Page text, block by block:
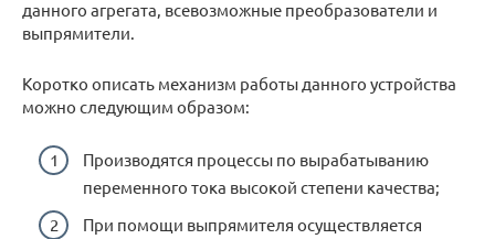
данного агрегата, всевозможные преобразователи и
выпрямители.
Коротко описать механизм работы данного устройства
можно следующим образом:
Производятся процессы по вырабатыванию
переменного тока высокой степени качества;
При помощи выпрямителя осуществляется